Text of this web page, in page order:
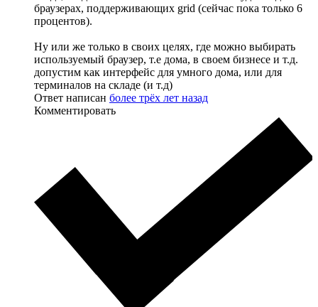
браузерах, поддерживающих grid (сейчас пока только 6
процентов).
Ну или же только в своих целях, где можно выбирать
используемый браузер, т.е дома, в своем бизнесе и т.д.
допустим как интерфейс для умного дома, или для
терминалов на складе (и т.д)
Ответ написан более трёх лет назад
Комментировать